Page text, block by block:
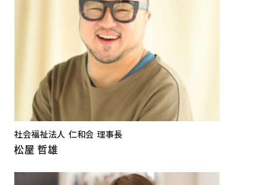
社会福祉法人 仁和会 理事長
松屋 哲雄